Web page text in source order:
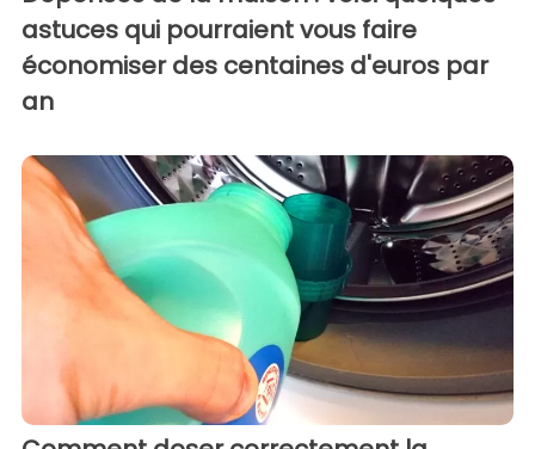
astuces qui pourraient vous faire
économiser des centaines d'euros par
an